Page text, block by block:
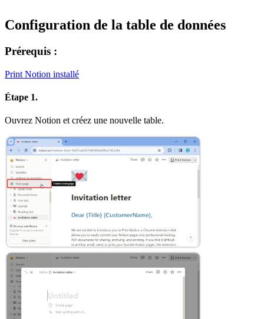
Configuration de la table de données
Prérequis :
Print Notion installé
Étape 1.
Ouvrez Notion et créez une nouvelle table.